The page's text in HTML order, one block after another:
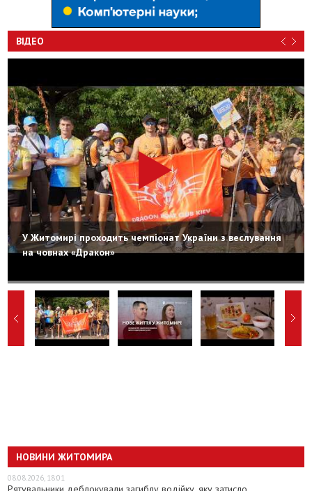
ВІДЕО
У Житомирі проходить чемпіонат України з веслування
на човнах «Дракон»
НОВИНИ ЖИТОМИРА
08.08.2026, 18:01